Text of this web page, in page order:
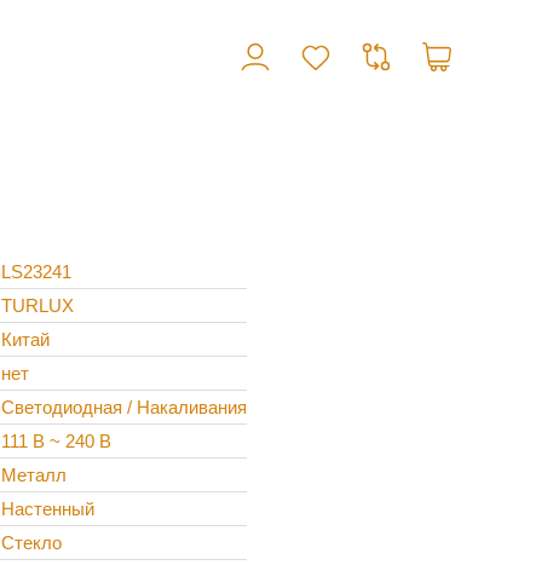
LS23241
TURLUX
Китай
нет
Светодиодная / Накаливания
111 В ~ 240 В
Металл
Настенный
Стекло